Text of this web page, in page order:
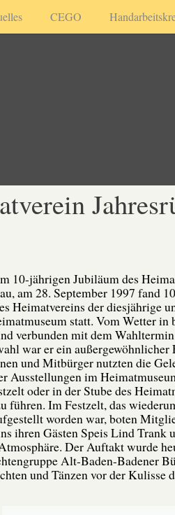
CEGO
10-jährigen Jubiläum des
am 28. September 1997 fand
Heimatvereins der diesjährige
statt. Vom Wetter in
verbunden mit dem
war er ein außergewöhnlicher
und Mitbürger nutzten die
Ausstellungen im
oder in der Stube des
führen. Im Festzelt, das
worden war, boten
ihren Gästen Speis Lind Trank
Der Auftakt wurde
Alt-Baden-Badener
und Tänzen vor der Kulisse